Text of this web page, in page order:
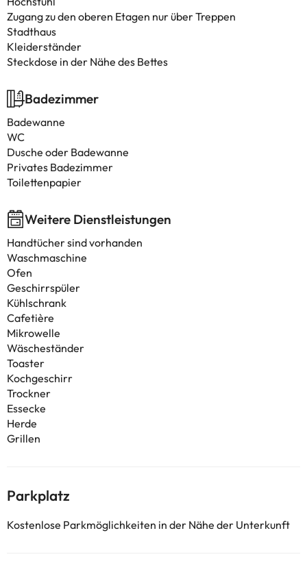
Zugang zu den oberen Etagen nur über Treppen
Stadthaus
Kleiderständer
Steckdose in der Nähe des Bettes
Badezimmer
Badewanne
WC
Dusche oder Badewanne
Privates Badezimmer
Toilettenpapier
Weitere Dienstleistungen
Handtücher sind vorhanden
Waschmaschine
Ofen
Geschirrspüler
Kühlschrank
Cafetière
Mikrowelle
Wäscheständer
Toaster
Kochgeschirr
Trockner
Essecke
Herde
Grillen
Parkplatz
Kostenlose Parkmöglichkeiten in der Nähe der Unterkunft